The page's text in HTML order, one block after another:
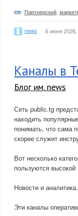
Партнерский
news 6 июня
Каналы в
Блог им. news
Сеть public.tg
находить
понимать, что сама
скорее служит
Вот несколько
пользуются
Новости и аналитика.
Эти каналы